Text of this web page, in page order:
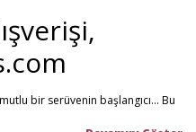
bir serüvenin başlangıcı... Bu